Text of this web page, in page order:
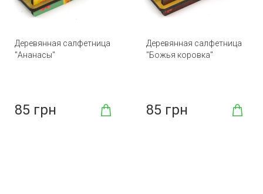
Деревянная салфетница
"Ананасы"
85 грн
Деревянная салфетница
"Божья коровка"
85 грн